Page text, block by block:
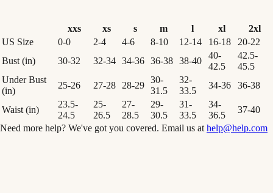
xxs xs s m l xl
2xl
US Size
0-0 2-4 4-6 8-10 12-14 16-18
20-22
Bust (in)
30-32 32-34 34-36 36-38 38-40
40-
42.5
42.5-
45.5
Under Bust
(in)
25-26 27-28 28-29
30-
31.5
32-
33.5
34-36 36-38
Waist (in)
23.5-
24.5
25-
26.5
27-
28.5
29-
30.5
31-
33.5
34-
36.5
37-40
Need more help? We've got you covered. Email us at help@help.com